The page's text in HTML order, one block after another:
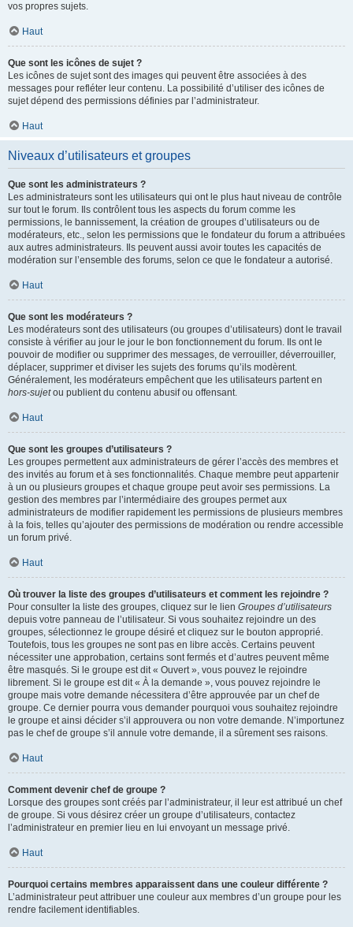
vos propres sujets.
Haut
Que sont les icônes de sujet ?
Les icônes de sujet sont des images qui peuvent être associées à des
messages pour refléter leur contenu. La possibilité d’utiliser des icônes de
sujet dépend des permissions définies par l’administrateur.
Haut
Niveaux d’utilisateurs et groupes
Que sont les administrateurs ?
Les administrateurs sont les utilisateurs qui ont le plus haut niveau de contrôle
sur tout le forum. Ils contrôlent tous les aspects du forum comme les
permissions, le bannissement, la création de groupes d’utilisateurs ou de
modérateurs, etc., selon les permissions que le fondateur du forum a attribuées
aux autres administrateurs. Ils peuvent aussi avoir toutes les capacités de
modération sur l’ensemble des forums, selon ce que le fondateur a autorisé.
Haut
Que sont les modérateurs ?
Les modérateurs sont des utilisateurs (ou groupes d’utilisateurs) dont le travail
consiste à vérifier au jour le jour le bon fonctionnement du forum. Ils ont le
pouvoir de modifier ou supprimer des messages, de verrouiller, déverrouiller,
déplacer, supprimer et diviser les sujets des forums qu’ils modèrent.
Généralement, les modérateurs empêchent que les utilisateurs partent en
hors-sujetou publient du contenu abusif ou offensant.
Haut
Que sont les groupes d’utilisateurs ?
Les groupes permettent aux administrateurs de gérer l’accès des membres et
des invités au forum et à ses fonctionnalités. Chaque membre peut appartenir
à un ou plusieurs groupes et chaque groupe peut avoir ses permissions. La
gestion des membres par l’intermédiaire des groupes permet aux
administrateurs de modifier rapidement les permissions de plusieurs membres
à la fois, telles qu’ajouter des permissions de modération ou rendre accessible
un forum privé.
Haut
Où trouver la liste des groupes d’utilisateurs et comment les rejoindre ?
Pour consulter la liste des groupes, cliquez sur le lien Groupes d’utilisateurs
depuis votre panneau de l’utilisateur. Si vous souhaitez rejoindre un des
groupes, sélectionnez le groupe désiré et cliquez sur le bouton approprié.
Toutefois, tous les groupes ne sont pas en libre accès. Certains peuvent
nécessiter une approbation, certains sont fermés et d’autres peuvent même
être masqués. Si le groupe est dit « Ouvert », vous pouvez le rejoindre
librement. Si le groupe est dit « À la demande », vous pouvez rejoindre le
groupe mais votre demande nécessitera d’être approuvée par un chef de
groupe. Ce dernier pourra vous demander pourquoi vous souhaitez rejoindre
le groupe et ainsi décider s’il approuvera ou non votre demande. N’importunez
pas le chef de groupe s’il annule votre demande, il a sûrement ses raisons.
Haut
Comment devenir chef de groupe ?
Lorsque des groupes sont créés par l’administrateur, il leur est attribué un chef
de groupe. Si vous désirez créer un groupe d’utilisateurs, contactez
l’administrateur en premier lieu en lui envoyant un message privé.
Haut
Pourquoi certains membres apparaissent dans une couleur différente ?
L’administrateur peut attribuer une couleur aux membres d’un groupe pour les
rendre facilement identifiables.